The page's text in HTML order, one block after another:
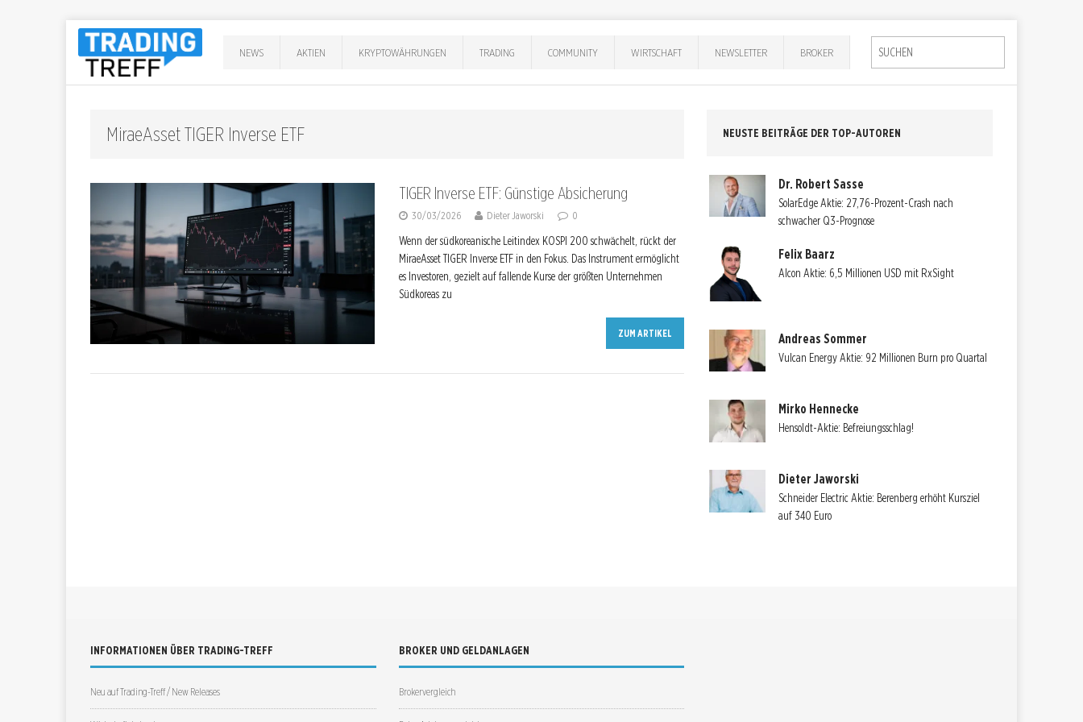
NEWS AKTIEN KRYPTOWÄHRUNGEN TRADING COMMUNITY WIRTSCHAFT NEWSLETTER BROKER
MiraeAsset TIGER Inverse ETF
TIGER Inverse ETF: Günstige Absicherung
30/03/2026 Dieter Jaworski 0
Wenn der südkoreanische Leitindex KOSPI 200 schwächelt, rückt der
MiraeAsset TIGER Inverse ETF in den Fokus. Das Instrument ermöglicht
es Investoren, gezielt auf fallende Kurse der größten Unternehmen
Südkoreas zu
ZUM ARTIKEL
NEUSTE BEITRÄGE DER TOP-AUTOREN
Dr. Robert Sasse
SolarEdge Aktie: 27,76-Prozent-Crash nach
schwacher Q3-Prognose
Felix Baarz
Alcon Aktie: 6,5 Millionen USD mit RxSight
Andreas Sommer
Vulcan Energy Aktie: 92 Millionen Burn pro Quartal
Mirko Hennecke
Hensoldt-Aktie: Befreiungsschlag!
Dieter Jaworski
Schneider Electric Aktie: Berenberg erhöht Kursziel
auf 340 Euro
INFORMATIONEN ÜBER TRADING-TREFF
Neu auf Trading-Treff / New Releases
BROKER UND GELDANLAGEN
Brokervergleich